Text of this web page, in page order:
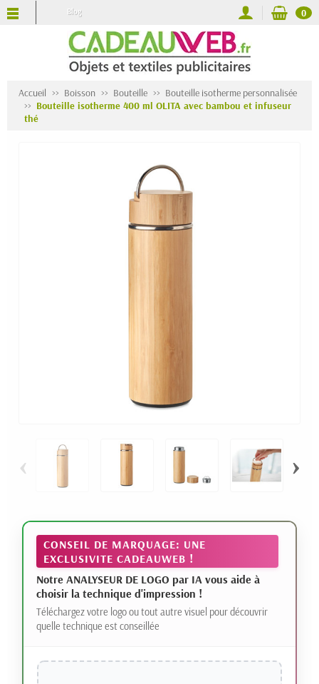
Blog 0
Accueil Boisson Bouteille
Bouteille isotherme personnalisée
Bouteille isotherme 400 ml OLITA avec bambou et infuseur
thé
‹ ›
CONSEIL DE MARQUAGE: UNE
EXCLUSIVITE CADEAUWEB !
Notre ANALYSEUR DE LOGO par IA vous aide à
choisir la technique d'impression !
Téléchargez votre logo ou tout autre visuel pour découvrir
quelle technique est conseillée